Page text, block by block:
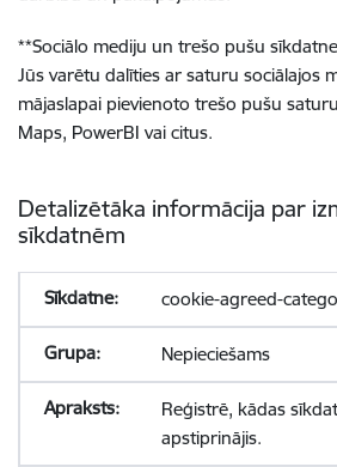
**Sociālo mediju un trešo pušu
Jūs varētu dalīties ar saturu sociālajos
mājaslapai pievienoto trešo pušu
Maps, PowerBI vai citus.
Detalizētāka informācija par
sīkdatnēm
cookie-agreed-
Nepieciešams
Reģistrē, kādas
apstiprinājis.